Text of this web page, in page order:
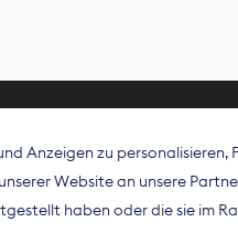
Der
Deutschland
Anzeigen zu
Website an unsere
haben oder die sie im